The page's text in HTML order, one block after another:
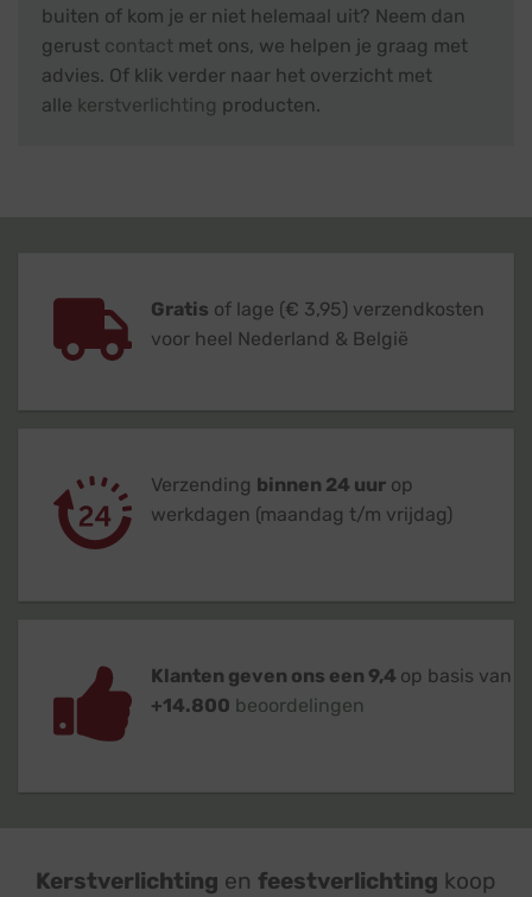
buiten of kom je er niet helemaal uit? Neem dan
gerust contact met ons, we helpen je graag met
advies. Of klik verder naar het overzicht met
alle kerstverlichting producten.
Gratis of lage (€ 3,95) verzendkosten
voor heel Nederland & België
Verzending binnen 24 uur op
werkdagen (maandag t/m vrijdag)
Klanten geven ons een 9,4 op basis van
+14.800 beoordelingen
Kerstverlichting en feestverlichting koop